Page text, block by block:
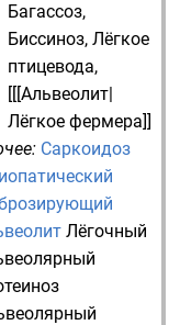
Багассоз,
Биссиноз, Лёгкое
птицевода,
[[[Альвеолит|
Лёгкое фермера]]
Саркоидоз
Лёгочный